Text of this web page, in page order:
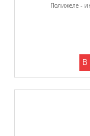
Полижеле -
В